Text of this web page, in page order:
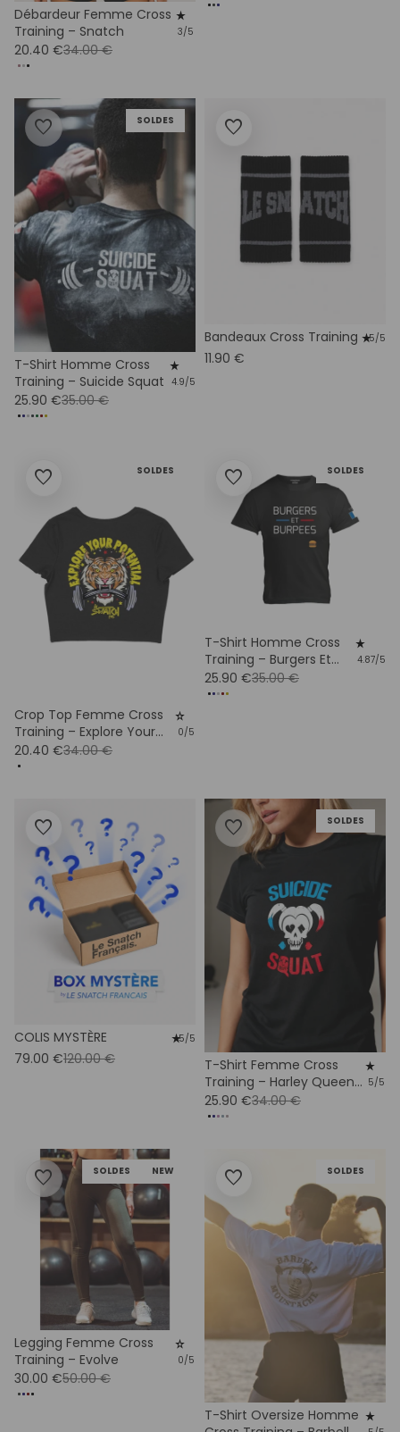
Débardeur Femme Cross
Training – Snatch
star_rate
3/5
20.40 €34.00 €
SOLDES
favorite
T-Shirt Homme Cross
Training – Suicide Squat
star_rate
4.9/5
25.90 €35.00 €
favorite
Bandeaux Cross Training star_rate5/5
11.90 €
SOLDES
favorite
Crop Top Femme Cross
Training – Explore Your
Potential Coton Bio
star_rate
0/5
20.40 €34.00 €
SOLDES
favorite
T-Shirt Homme Cross
Training – Burgers Et
Burpees
star_rate
4.87/5
25.90 €35.00 €
favorite
COLIS MYSTÈRE star_rate5/5
79.00 €120.00 €
SOLDES
favorite
T-Shirt Femme Cross
Training – Harley Queen
Coton Bio
star_rate
5/5
25.90 €34.00 €
SOLDES NEW
favorite
Legging Femme Cross
Training – Evolve
star_rate
0/5
30.00 €50.00 €
SOLDES
favorite
T-Shirt Oversize Homme star_rate